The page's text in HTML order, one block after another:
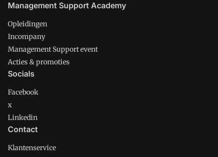
Management Support Academy
Opleidingen
Incompany
Management Support event
Acties & promoties
Socials
Facebook
x
Linkedin
Contact
Klantenservice